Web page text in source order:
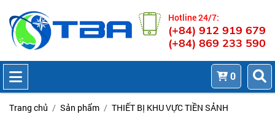
Hotline 24/7:
(+84) 912 919 679
(+84) 869 233 590
0
Trang chủ Sản phẩm THIẾT BỊ KHU VỰC TIỀN SẢNH